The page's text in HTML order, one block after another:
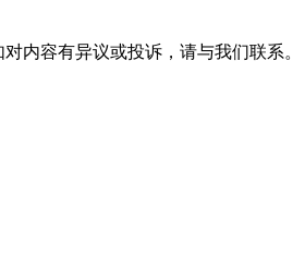
内容有异议或投诉，请与我们联系